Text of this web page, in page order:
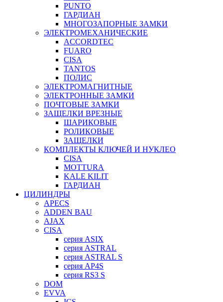
PUNTO
ГАРДИАН
МНОГОЗАПОРНЫЕ ЗАМКИ
ЭЛЕКТРОМЕХАНИЧЕСКИЕ
ACCORDTEC
FUARO
CISA
TANTOS
ПОЛИС
ЭЛЕКТРОМАГНИТНЫЕ
ЭЛЕКТРОННЫЕ ЗАМКИ
ПОЧТОВЫЕ ЗАМКИ
ЗАЩЕЛКИ ВРЕЗНЫЕ
ШАРИКОВЫЕ
РОЛИКОВЫЕ
ЗАЩЕЛКИ
КОМПЛЕКТЫ КЛЮЧЕЙ И НУКЛЕО
CISA
MOTTURA
KALE KILIT
ГАРДИАН
ЦИЛИНДРЫ
APECS
ADDEN BAU
AJAX
CISA
серия ASIX
серия ASTRAL
серия ASTRAL S
серия AP4S
серия RS3 S
DOM
EVVA